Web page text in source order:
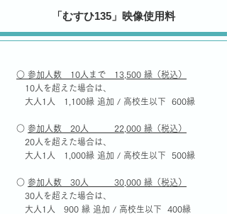
「むすひ135」映像使用料
○ 参加人数 10人まで 13,500 縁（税込）
10人を超えた場合は、
大人1人 1,100縁 追加 / 高校生以下 600縁
○ 参加人数 20人 22,000 縁（税込）
20人を超えた場合は、
大人1人 1,000縁 追加 / 高校生以下 500縁
○ 参加人数 30人 30,000 縁（税込）
30人を超えた場合は、
大人1人 900 縁 追加 / 高校生以下 400縁